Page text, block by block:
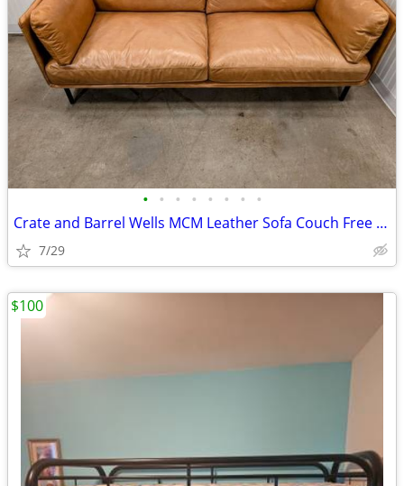
• • • • • • • •
Crate and Barrel Wells MCM Leather Sofa Couch Free Delivery
7/29
$100